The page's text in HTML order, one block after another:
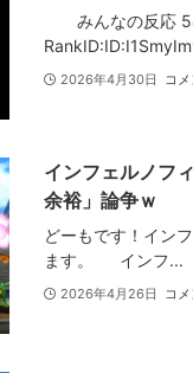
みんなの反応
2026年4月30日 コ
インフェルノフ
余裕」論争ｗ
どーもです！イン
ます。 インフ...
2026年4月26日 コ